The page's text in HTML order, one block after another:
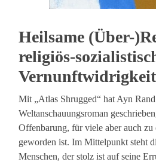
Heilsame (Über-
religiös-
Mit „Atlas Shrugged“ hat Ayn
Weltanschauungsroman
Offenbarung, für viele aber auch zu
geworden ist. Im Mittelpunkt steht
Menschen, der stolz ist auf seine